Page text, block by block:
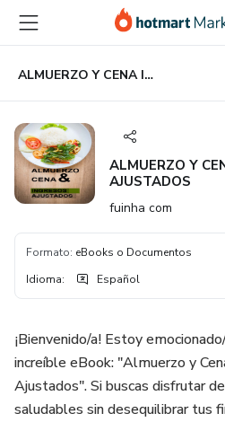
principal
página
de
página
ALMUERZO Y CENA INGRESOS AJUSTADOS
ALMUERZO Y
AJUSTADOS
fuinha com
Formato: eBooks o Documentos
Idioma: Español
¡Bienvenido/a! Estoy
increíble eBook: "Almuerzo y
Ajustados". Si buscas disfrutar
saludables sin desequilibrar tus